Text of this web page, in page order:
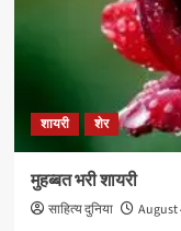
शायरी शेर
मुहब्बत भरी शायरी
साहित्य दुनिया August